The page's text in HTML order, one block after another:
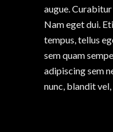
augue.
Nam eget dui.
tempus, tellus
sem quam
adipiscing sem
nunc, blandit